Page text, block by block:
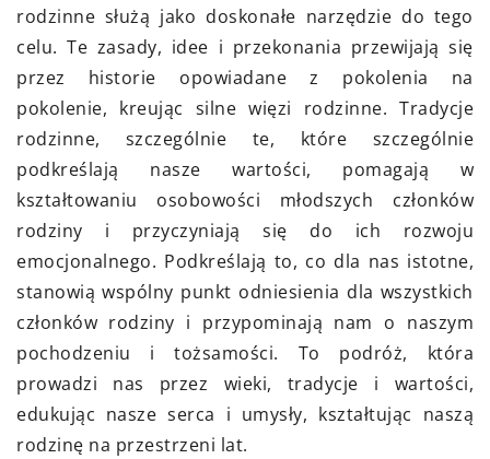
rodzinne służą jako doskonałe narzędzie do tego
celu. Te zasady, idee i przekonania przewijają się
przez historie opowiadane z pokolenia na
pokolenie, kreując silne więzi rodzinne. Tradycje
rodzinne, szczególnie te, które szczególnie
podkreślają nasze wartości, pomagają w
kształtowaniu osobowości młodszych członków
rodziny i przyczyniają się do ich rozwoju
emocjonalnego. Podkreślają to, co dla nas istotne,
stanowią wspólny punkt odniesienia dla wszystkich
członków rodziny i przypominają nam o naszym
pochodzeniu i tożsamości. To podróż, która
prowadzi nas przez wieki, tradycje i wartości,
edukując nasze serca i umysły, kształtując naszą
rodzinę na przestrzeni lat.